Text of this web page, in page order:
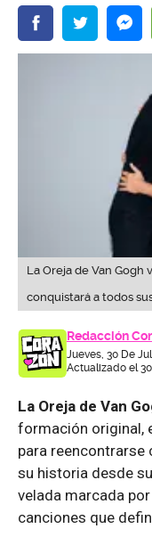
La Oreja de Van
conquistará a todos
Redacción
Jueves, 30 De
Actualizado el
La Oreja de Van
formación original,
para reencontrarse
su historia desde
velada marcada
canciones que